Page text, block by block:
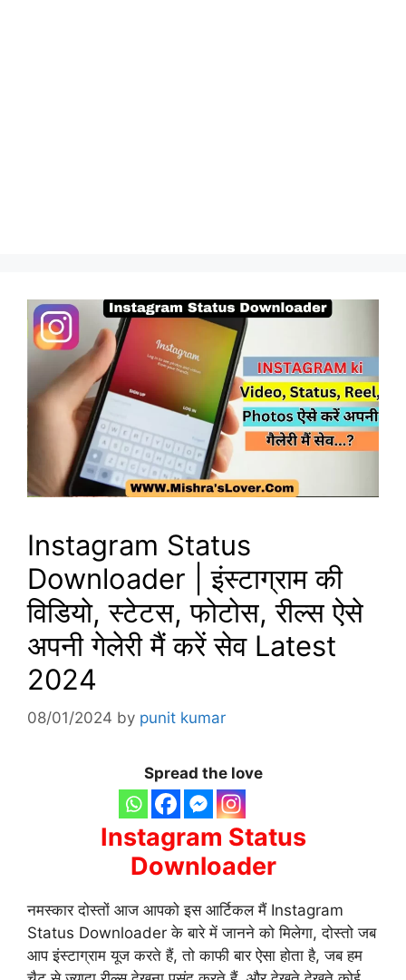
Instagram Status
Downloader | इंस्टाग्राम की
विडियो, स्टेटस, फोटोस, रील्स ऐसे
अपनी गेलेरी मैं करें सेव Latest
2024
08/01/2024 by punit kumar
Spread the love
Instagram Status
Downloader
नमस्कार दोस्तों आज आपको इस आर्टिकल मैं Instagram
Status Downloader के बारे में जानने को मिलेगा, दोस्तो जब
आप इंस्टाग्राम यूज करते हैं, तो काफी बार ऐसा होता है, जब हम